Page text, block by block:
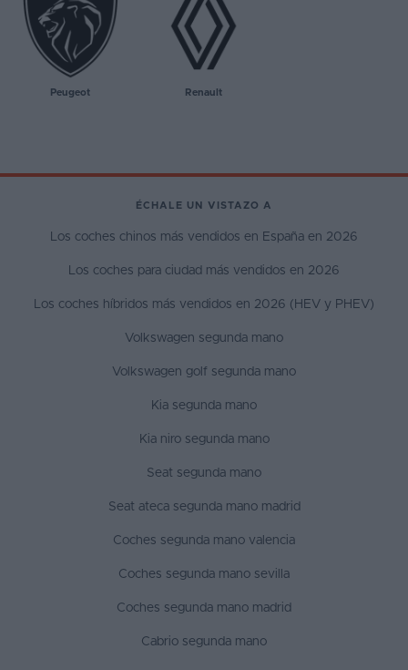
Peugeot Renault
ÉCHALE UN VISTAZO A
Los coches chinos más vendidos en España en 2026
Los coches para ciudad más vendidos en 2026
Los coches híbridos más vendidos en 2026 (HEV y PHEV)
Volkswagen segunda mano
Volkswagen golf segunda mano
Kia segunda mano
Kia niro segunda mano
Seat segunda mano
Seat ateca segunda mano madrid
Coches segunda mano valencia
Coches segunda mano sevilla
Coches segunda mano madrid
Cabrio segunda mano